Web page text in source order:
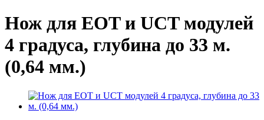
Нож для EOT и UCT модулей
4 градуса, глубина до 33 м.
(0,64 мм.)